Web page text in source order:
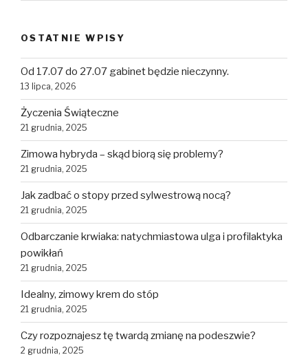
OSTATNIE WPISY
Od 17.07 do 27.07 gabinet będzie nieczynny.
13 lipca, 2026
Życzenia Świąteczne
21 grudnia, 2025
Zimowa hybryda – skąd biorą się problemy?
21 grudnia, 2025
Jak zadbać o stopy przed sylwestrową nocą?
21 grudnia, 2025
Odbarczanie krwiaka: natychmiastowa ulga i profilaktyka
powikłań
21 grudnia, 2025
Idealny, zimowy krem do stóp
21 grudnia, 2025
Czy rozpoznajesz tę twardą zmianę na podeszwie?
2 grudnia, 2025